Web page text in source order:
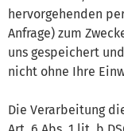
hervorgehenden
Anfrage) zum
uns gespeichert
nicht ohne Ihre
Die Verarbeitung